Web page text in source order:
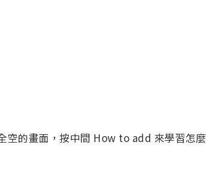
空的畫面，按中間 How to add 來學習怎麼